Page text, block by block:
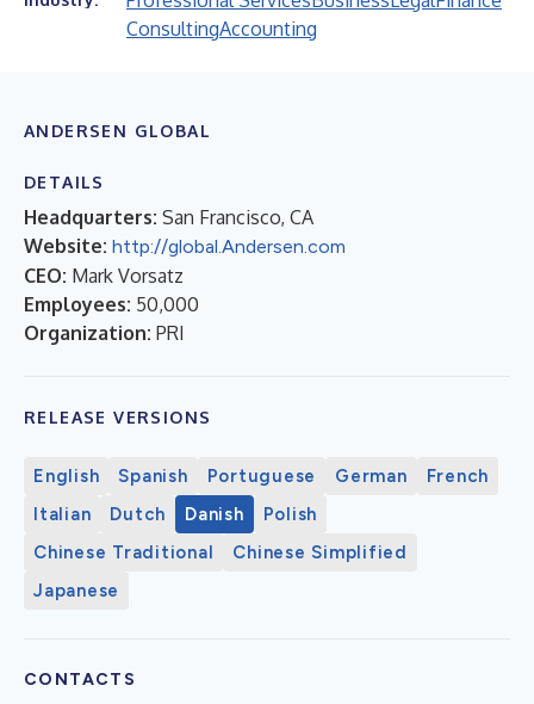
ConsultingAccounting
ANDERSEN GLOBAL
DETAILS
Headquarters: San Francisco, CA
Website: http://global.Andersen.com
CEO: Mark Vorsatz
Employees: 50,000
Organization: PRI
RELEASE VERSIONS
English Spanish Portuguese German
French
Italian
Dutch Danish
Polish
Chinese Traditional
Chinese Simplified
Japanese
CONTACTS